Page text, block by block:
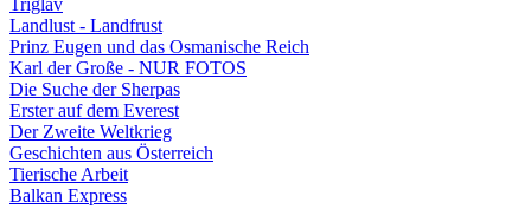
Triglav
Landlust - Landfrust
Prinz Eugen und das Osmanische Reich
Karl der Große - NUR FOTOS
Die Suche der Sherpas
Erster auf dem Everest
Der Zweite Weltkrieg
Geschichten aus Österreich
Tierische Arbeit
Balkan Express